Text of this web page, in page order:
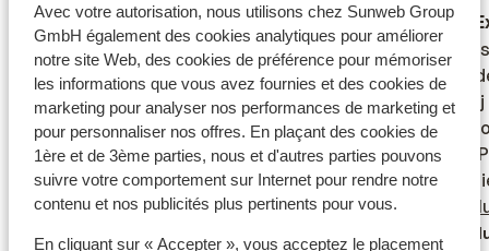
Avec votre autorisation, nous utilisons chez Sunweb Group
GmbH également des cookies analytiques pour améliorer
notre site Web, des cookies de préférence pour mémoriser
les informations que vous avez fournies et des cookies de
marketing pour analyser nos performances de marketing et
pour personnaliser nos offres. En plaçant des cookies de
1ère et de 3ème parties, nous et d'autres parties pouvons
suivre votre comportement sur Internet pour rendre notre
contenu et nos publicités plus pertinents pour vous.
En cliquant sur « Accepter », vous acceptez le placement
7.8 Très bien
il y a 4 semaines
Prima hotel heerlijk verblijf zelfs met
kinderen. Genoeg faciliteiten en de hele
dag door animatie. Voor baby’s hebben ze
zelfs babyhapjes! Schoonmaak van de
badkamer en vloeren kan wat beter. Verder
prima hotel ook glutenvrij veel
mogelijkheden!
Prima hotel heerlijk verblijf zelfs met
kinderen. Genoeg faciliteiten en de hele
dag door animatie. Voor baby’s hebben ze
zelfs babyhapjes! Schoonmaak van de
badkamer en vloeren kan wat beter. Verder
prima hotel ook glutenvrij veel
mogelijkheden!
8.4
Hotel
uur
kortbij
zaken
goed.
waren
was
Hotel
uur
kortbij
zaken
goed.
waren